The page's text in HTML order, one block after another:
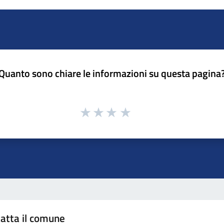
sono chiare le informazioni su questa
il comune